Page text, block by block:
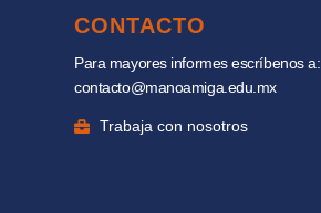
CONTACTO
Para mayores informes escríbenos a:
contacto@manoamiga.edu.mx
Trabaja con nosotros